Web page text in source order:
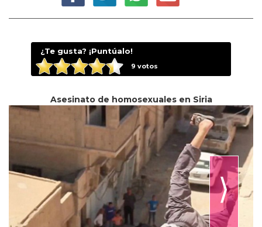
¿Te gusta? ¡Puntúalo!
9 votos
Asesinato de homosexuales en Siria
⟩